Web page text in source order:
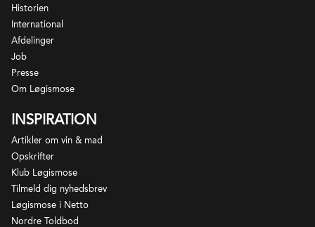
Historien
International
Afdelinger
Job
Presse
Om Løgismose
INSPIRATION
Artikler om vin & mad
Opskrifter
Klub Løgismose
Tilmeld dig nyhedsbrev
Løgismose i Netto
Nordre Toldbod